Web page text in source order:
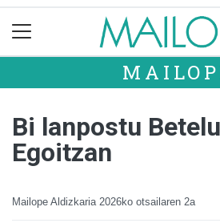
Bi lanpostu
Egoitzan
Mailope Aldizkaria 2026ko otsailaren 2a